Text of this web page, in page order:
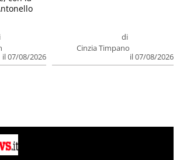
il 07/08/2026
di
Cinzia Timpano
il 07/08/2026